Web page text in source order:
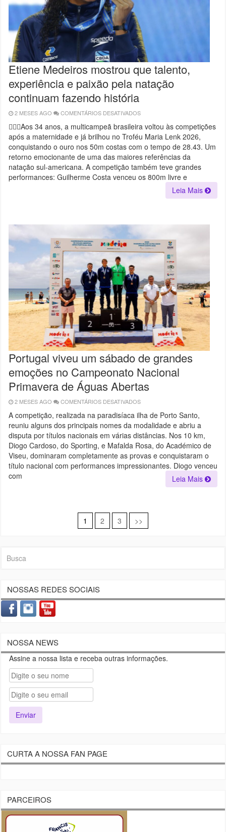
Etiene Medeiros mostrou que talento,
experiência e paixão pela natação
continuam fazendo história
2 MESES AGO COMENTÁRIOS DESATIVADOS
MEDEIROS
MOSTROU
QUE
TALENTO,
EXPERIÊNCIA
E
PAIXÃO
PELA
NATAÇÃO
CONTINUAM
🏊‍♀️✨Aos 34 anos, a multicampeã brasileira voltou às competições
após a maternidade e já brilhou no Troféu Maria Lenk 2026,
conquistando o ouro nos 50m costas com o tempo de 28.43. Um
retorno emocionante de uma das maiores referências da
natação sul-americana. A competição também teve grandes
performances: Guilherme Costa venceu os 800m livre e
Leia Mais
Portugal viveu um sábado de grandes
emoções no Campeonato Nacional
Primavera de Águas Abertas
2 MESES AGO COMENTÁRIOS DESATIVADOS
VIVEU
UM
SÁBADO
DE
GRANDES
EMOÇÕES
NO
CAMPEONATO
NACIONAL
PRIMAVERA
A competição, realizada na paradisíaca ilha de Porto Santo,
reuniu alguns dos principais nomes da modalidade e abriu a
disputa por títulos nacionais em várias distâncias. Nos 10 km,
Diogo Cardoso, do Sporting, e Mafalda Rosa, do Académico de
Viseu, dominaram completamente as provas e conquistaram o
título nacional com performances impressionantes. Diogo venceu
com
Leia Mais
Navegação
1 2 3 >>
NOSSAS REDES SOCIAIS
NOSSA NEWS
Assine a nossa lista e receba outras informações.
CURTA A NOSSA FAN PAGE
PARCEIROS